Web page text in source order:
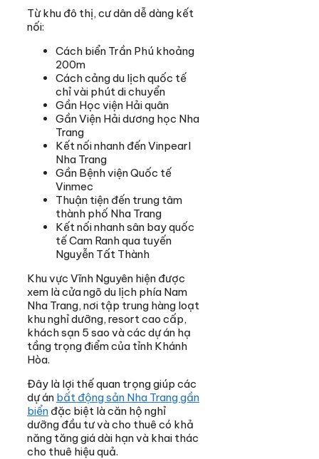
Từ khu đô thị, cư dân dễ dàng kết
nối:
Cách biển Trần Phú khoảng
200m
Cách cảng du lịch quốc tế
chỉ vài phút di chuyển
Gần Học viện Hải quân
Gần Viện Hải dương học Nha
Trang
Kết nối nhanh đến Vinpearl
Nha Trang
Gần Bệnh viện Quốc tế
Vinmec
Thuận tiện đến trung tâm
thành phố Nha Trang
Kết nối nhanh sân bay quốc
tế Cam Ranh qua tuyến
Nguyễn Tất Thành
Khu vực Vĩnh Nguyên hiện được
xem là cửa ngõ du lịch phía Nam
Nha Trang, nơi tập trung hàng loạt
khu nghỉ dưỡng, resort cao cấp,
khách sạn 5 sao và các dự án hạ
tầng trọng điểm của tỉnh Khánh
Hòa.
Đây là lợi thế quan trọng giúp các
dự án bất động sản Nha Trang gần
biển đặc biệt là căn hộ nghỉ
dưỡng đầu tư và cho thuê có khả
năng tăng giá dài hạn và khai thác
cho thuê hiệu quả.